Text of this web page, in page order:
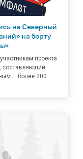
на Северный
на борту
проекта
составляющий
– более 200